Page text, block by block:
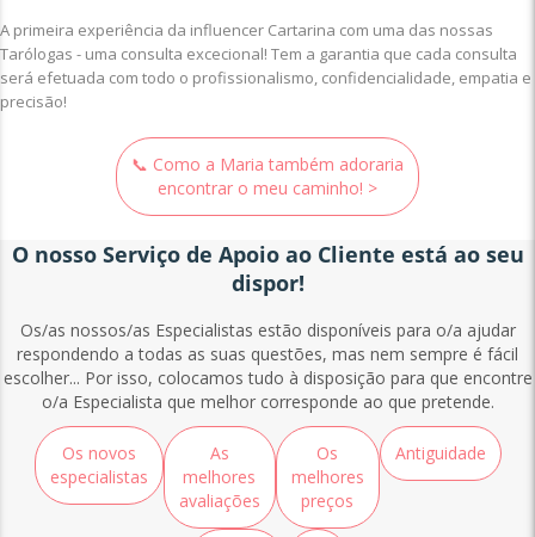
A primeira experiência da influencer Cartarina com uma das nossas
Tarólogas - uma consulta excecional! Tem a garantia que cada consulta
será efetuada com todo o profissionalismo, confidencialidade, empatia e
precisão!
📞 Como a Maria também adoraria
encontrar o meu caminho! >
O nosso Serviço de Apoio ao Cliente está ao seu
dispor!
Os/as nossos/as Especialistas estão disponíveis para o/a ajudar
respondendo a todas as suas questões, mas nem sempre é fácil
escolher... Por isso, colocamos tudo à disposição para que encontre
o/a Especialista que melhor corresponde ao que pretende.
Os novos
especialistas
As
melhores
avaliações
Os
melhores
preços
Antiguidade